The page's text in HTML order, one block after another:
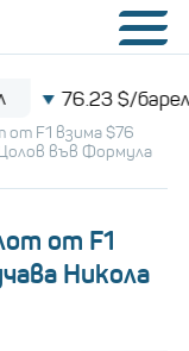
$/барел
F1 взима $76
във Формула
от F1
Никола